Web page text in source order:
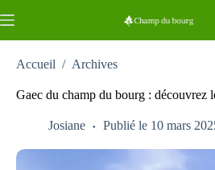
au
Accueil / Archives
Gaec du champ du bourg : découvrez
Josiane Publié le 10 mars